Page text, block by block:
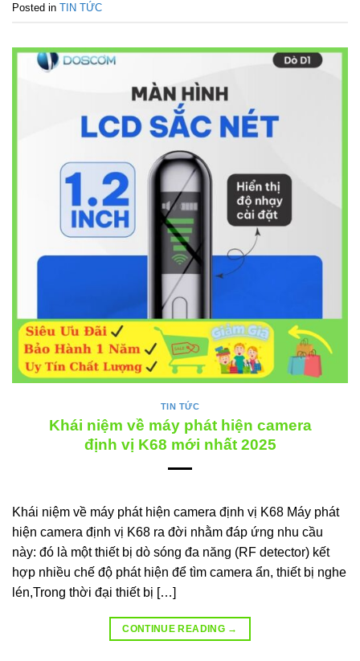
Posted in TIN TỨC
TIN TỨC
Khái niệm về máy phát hiện camera
định vị K68 mới nhất 2025
Khái niệm về máy phát hiện camera định vị K68 Máy phát
hiện camera định vị K68 ra đời nhằm đáp ứng nhu cầu
này: đó là một thiết bị dò sóng đa năng (RF detector) kết
hợp nhiều chế độ phát hiện để tìm camera ẩn, thiết bị nghe
lén,Trong thời đại thiết bị […]
CONTINUE READING →